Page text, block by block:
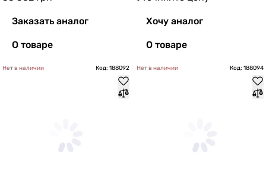
Заказать аналог
О товаре
Хочу аналог
О товаре
Нет в наличии Код: 188092 Нет в наличии Код: 188094